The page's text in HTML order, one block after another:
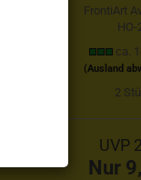
FrontiArt
HO-
ca.
(Ausland
2
UVP
Nur